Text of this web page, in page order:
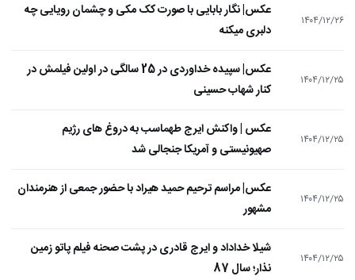
۱۴۰۴/۱۲/۲۶
عکس| نگار بابایی با صورت کک مکی و چشمان رویایی چه
دلبری میکنه
۱۴۰۴/۱۲/۲۵
عکس| سپیده خداوردی در 25 سالگی در اولین فیلمش در
کنار شهاب حسینی
۱۴۰۴/۱۲/۲۵
عکس | واکنش ایرج طهماسب به دروغ های رژیم
صهیونیستی و آمریکا جنجالی شد
۱۴۰۴/۱۲/۲۵
عکس| مراسم ترحیم حمید هیراد با حضور جمعی از هنرمندان
مشهور
۱۴۰۴/۱۲/۲۵
شیلا خداداد و ایرج قادری در پشت صحنه فیلم پاتو زمین
نذار؛ سال 87